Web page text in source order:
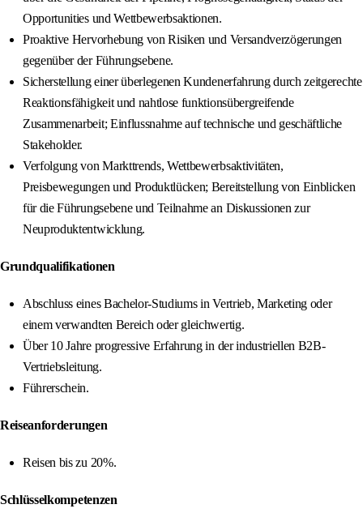
Opportunities und Wettbewerbsaktionen.
Proaktive Hervorhebung von Risiken und Versandverzögerungen
gegenüber der Führungsebene.
Sicherstellung einer überlegenen Kundenerfahrung durch zeitgerechte
Reaktionsfähigkeit und nahtlose funktionsübergreifende
Zusammenarbeit; Einflussnahme auf technische und geschäftliche
Stakeholder.
Verfolgung von Markttrends, Wettbewerbsaktivitäten,
Preisbewegungen und Produktlücken; Bereitstellung von Einblicken
für die Führungsebene und Teilnahme an Diskussionen zur
Neuproduktentwicklung.
Grundqualifikationen
Abschluss eines Bachelor-Studiums in Vertrieb, Marketing oder
einem verwandten Bereich oder gleichwertig.
Über 10 Jahre progressive Erfahrung in der industriellen B2B-
Vertriebsleitung.
Führerschein.
Reiseanforderungen
Reisen bis zu 20%.
Schlüsselkompetenzen